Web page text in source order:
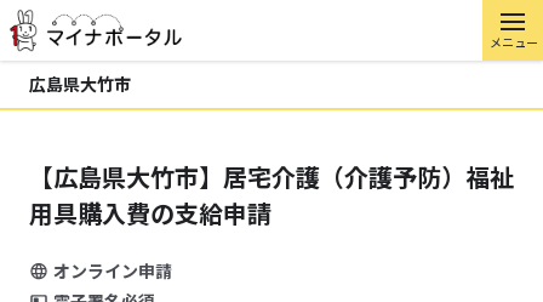
メニュー
広島県大竹市
【広島県大竹市】居宅介護（介護予防）福祉
用具購入費の支給申請
オンライン申請